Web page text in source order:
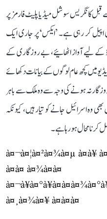
کانگریس سوشل میڈیا پلیٹ فارمز پر
اپیل کر رہی ہے۔ ’ایکس‘ پر جاری ایک
لیے آواز اٹھائیے، بے روزگاری کے
میں کچھ عام لوگوں کے بیانات دکھائے
نہ ہونے کی وجہ سے وہ ملک سے باہر
اسرائیل جانے کو تیار ہیں، کیونکہ
محال ہو رہا ہے۔
à¤¬à¤¦à¤²à¤¾à¤µ à¤à¥
à¤à¤ à¤¾à¤à¤
à¤¸à¤¾à¤¥ à¤à¤à¤